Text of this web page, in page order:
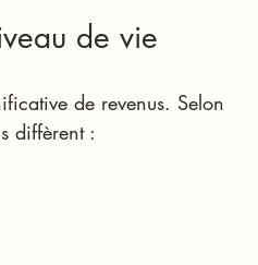
de vie
de revenus. Selon
diffèrent :